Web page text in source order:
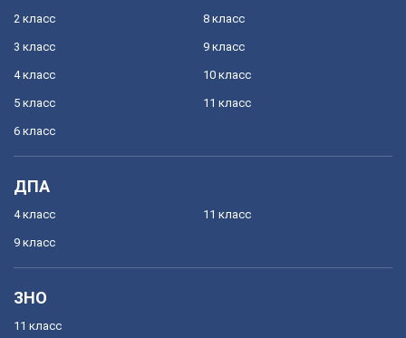
2 класс
3 класс
4 класс
5 класс
6 класс
8 класс
9 класс
10 класс
11 класс
ДПА
4 класс
9 класс
11 класс
ЗНО
11 класс